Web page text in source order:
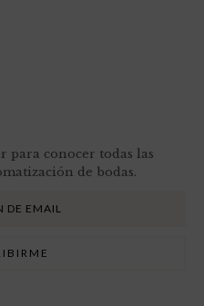
para conocer todas las
de bodas.